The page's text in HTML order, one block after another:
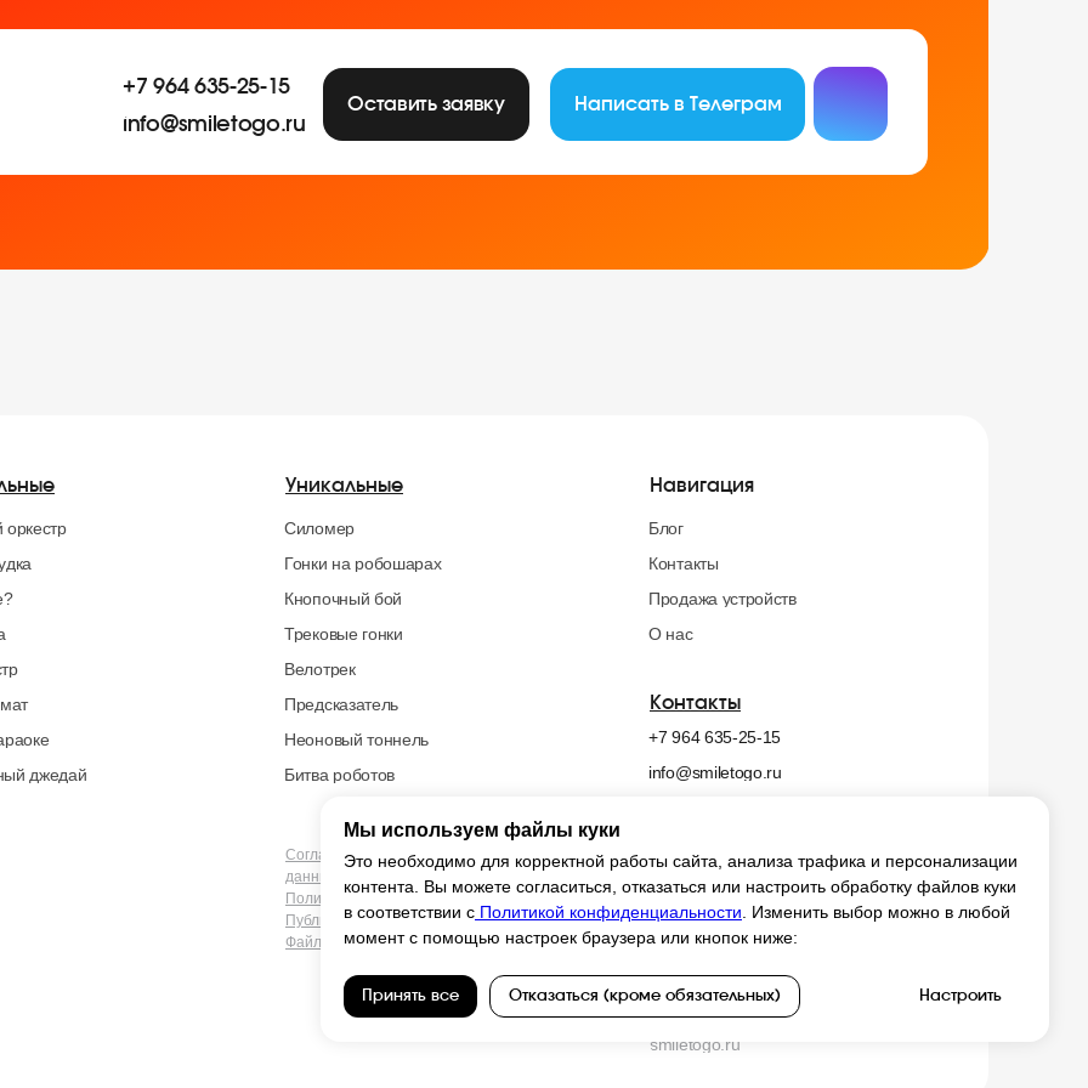
Оставить заявку
+7 964 635-25-15
info@smiletogo.ru
Написать в Телеграм
Навигация
Уникальные
оркестр
джедай
Согласие на обработку персональных
данных
Политика конфиденциальности
Публичная оферта
Файлы кукис
Силомер
Гонки на робошарах
Кнопочный бой
Трековые гонки
Велотрек
Предсказатель
Неоновый тоннель
Битва роботов
Блог
Контакты
Продажа устройств
smiletogo.ru
Контакты
+7 964 635-25-15
info@smiletogo.ru
О нас
Мы используем файлы куки
Это необходимо для корректной работы сайта, анализа трафика и персонализации
контента. Вы можете согласиться, отказаться или настроить обработку файлов куки
в соответствии с Политикой конфиденциальности. Изменить выбор можно в любой
момент с помощью настроек браузера или кнопок ниже:
Принять все Отказаться (кроме обязательных) Настроить